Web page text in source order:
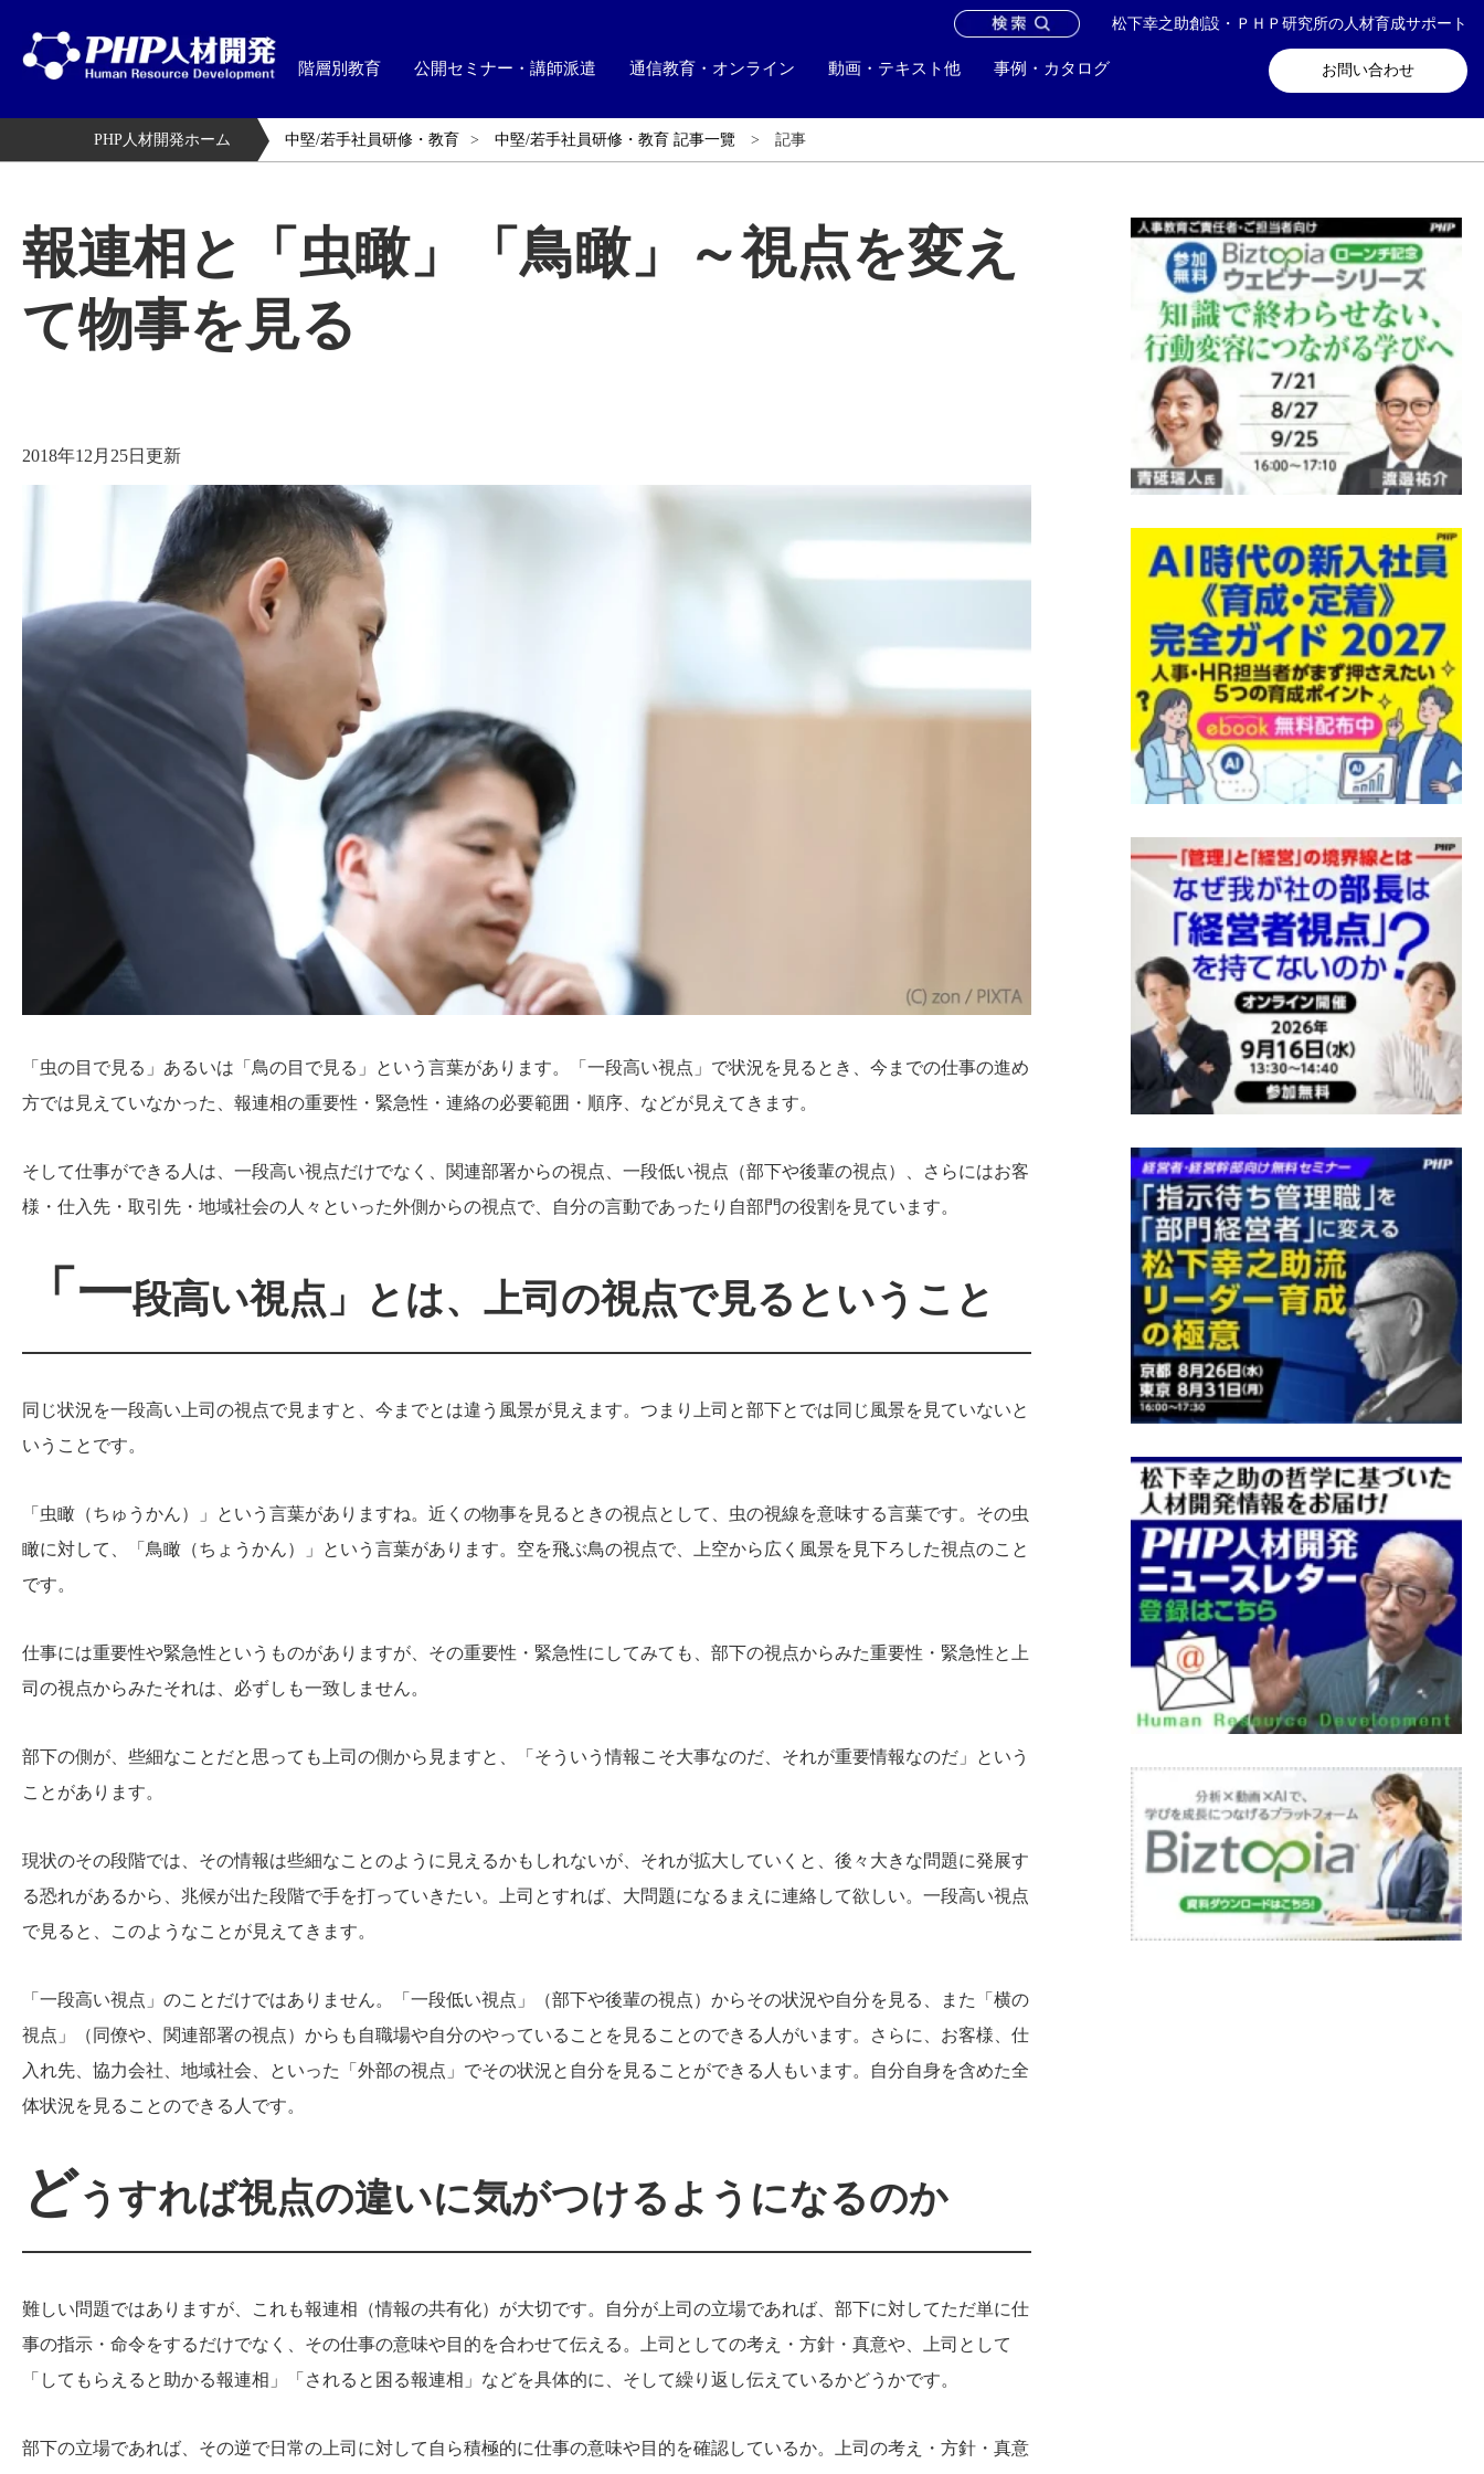
松下幸之助創設・ＰＨＰ研究所の人材育成サポート
お問い合わせ
階層別教育 公開セミナー・講師派遣 通信教育・オンライン 動画・テキスト他 事例・カタログ
お問い合わせ メールマガジン登録
PHP人材開発ホーム 中堅/若手社員研修・教育 中堅/若手社員研修・教育 記事一覽 記事
報連相と「虫瞰」「鳥瞰」～視点を変え
て物事を見る
2018年12月25日更新
「虫の目で見る」あるいは「鳥の目で見る」という言葉があります。「一段高い視点」で状況を見るとき、今までの仕事の進め
方では見えていなかった、報連相の重要性・緊急性・連絡の必要範囲・順序、などが見えてきます。
そして仕事ができる人は、一段高い視点だけでなく、関連部署からの視点、一段低い視点（部下や後輩の視点）、さらにはお客
様・仕入先・取引先・地域社会の人々といった外側からの視点で、自分の言動であったり自部門の役割を見ています。
「一段高い視点」とは、上司の視点で見るということ
同じ状況を一段高い上司の視点で見ますと、今までとは違う風景が見えます。つまり上司と部下とでは同じ風景を見ていないと
いうことです。
「虫瞰（ちゅうかん）」という言葉がありますね。近くの物事を見るときの視点として、虫の視線を意味する言葉です。その虫
瞰に対して、「鳥瞰（ちょうかん）」という言葉があります。空を飛ぶ鳥の視点で、上空から広く風景を見下ろした視点のこと
です。
仕事には重要性や緊急性というものがありますが、その重要性・緊急性にしてみても、部下の視点からみた重要性・緊急性と上
司の視点からみたそれは、必ずしも一致しません。
部下の側が、些細なことだと思っても上司の側から見ますと、「そういう情報こそ大事なのだ、それが重要情報なのだ」という
ことがあります。
現状のその段階では、その情報は些細なことのように見えるかもしれないが、それが拡大していくと、後々大きな問題に発展す
る恐れがあるから、兆候が出た段階で手を打っていきたい。上司とすれば、大問題になるまえに連絡して欲しい。一段高い視点
で見ると、このようなことが見えてきます。
「一段高い視点」のことだけではありません。「一段低い視点」（部下や後輩の視点）からその状況や自分を見る、また「横の
視点」（同僚や、関連部署の視点）からも自職場や自分のやっていることを見ることのできる人がいます。さらに、お客様、仕
入れ先、協力会社、地域社会、といった「外部の視点」でその状況と自分を見ることができる人もいます。自分自身を含めた全
体状況を見ることのできる人です。
どうすれば視点の違いに気がつけるようになるのか
難しい問題ではありますが、これも報連相（情報の共有化）が大切です。自分が上司の立場であれば、部下に対してただ単に仕
事の指示・命令をするだけでなく、その仕事の意味や目的を合わせて伝える。上司としての考え・方針・真意や、上司として
「してもらえると助かる報連相」「されると困る報連相」などを具体的に、そして繰り返し伝えているかどうかです。
部下の立場であれば、その逆で日常の上司に対して自ら積極的に仕事の意味や目的を確認しているか。上司の考え・方針・真意